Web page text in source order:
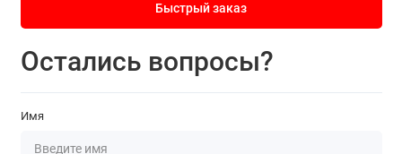
Быстрый заказ
Остались вопросы?
Имя